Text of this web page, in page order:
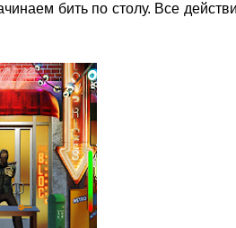
бить по столу. Все